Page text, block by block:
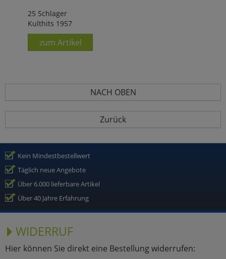
25 Schlager
Kulthits 1957
zum Artikel
NACH OBEN
Zurück
Kein Mindestbestellwert
Täglich neue Angebote
Über 6.000 lieferbare Artikel
Über 40 Jahre Erfahrung
WIDERRUF
Hier können Sie direkt eine Bestellung widerrufen: